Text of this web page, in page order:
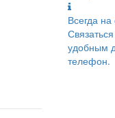
Всегда на
удобным
телефон.